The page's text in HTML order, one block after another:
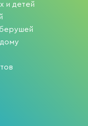
и детей
берушей